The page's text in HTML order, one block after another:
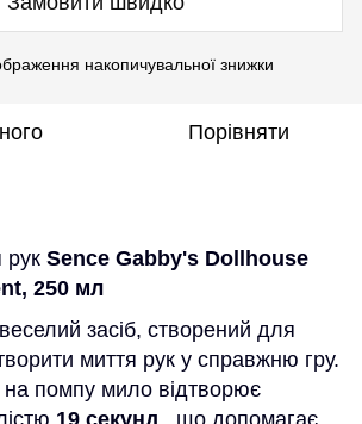
накопичувальної знижки
Порівняти
рук Sence Gabby's Dollhouse
250 мл
засіб, створений для
миття рук у справжню гру.
на помпу мило відтворює